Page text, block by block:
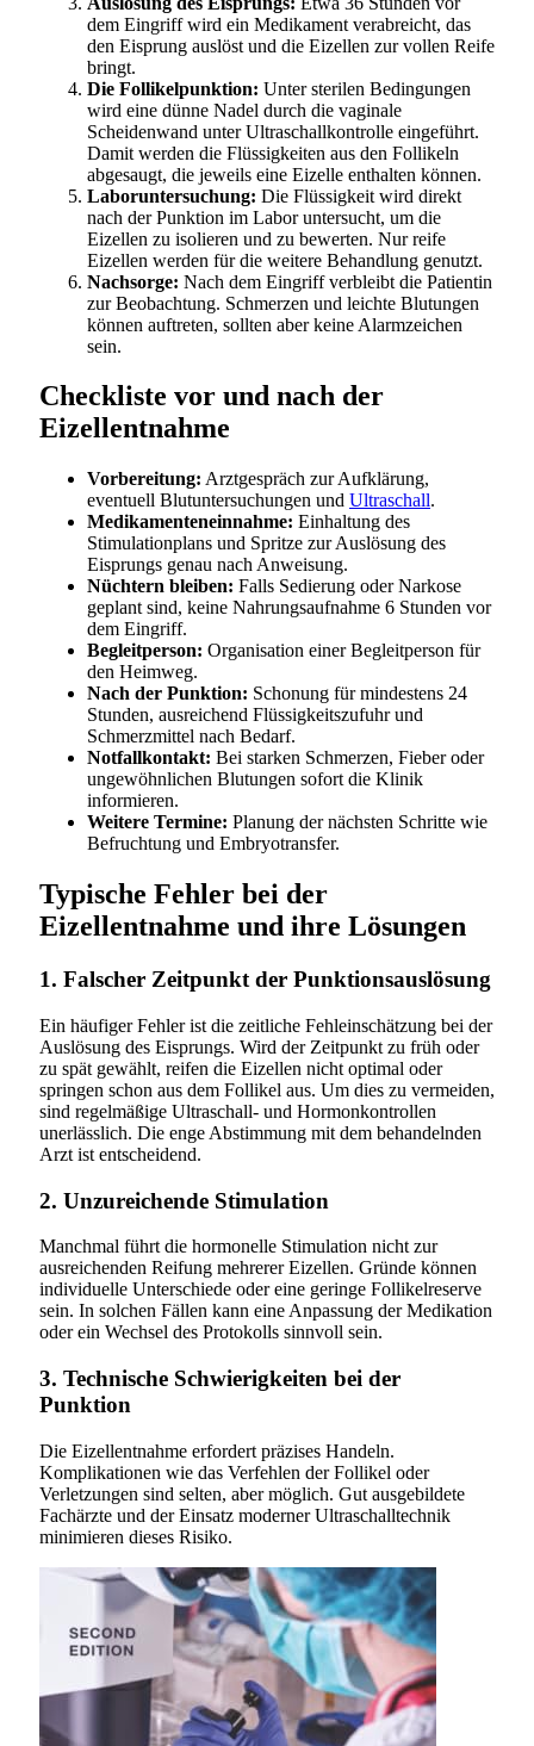
dem Eingriff wird ein Medikament verabreicht, das
den Eisprung auslöst und die Eizellen zur vollen Reife
bringt.
Die Follikelpunktion: Unter sterilen Bedingungen
wird eine dünne Nadel durch die vaginale
Scheidenwand unter Ultraschallkontrolle eingeführt.
Damit werden die Flüssigkeiten aus den Follikeln
abgesaugt, die jeweils eine Eizelle enthalten können.
Laboruntersuchung: Die Flüssigkeit wird direkt
nach der Punktion im Labor untersucht, um die
Eizellen zu isolieren und zu bewerten. Nur reife
Eizellen werden für die weitere Behandlung genutzt.
Nachsorge: Nach dem Eingriff verbleibt die Patientin
zur Beobachtung. Schmerzen und leichte Blutungen
können auftreten, sollten aber keine Alarmzeichen
sein.
Checkliste vor und nach der
Eizellentnahme
Vorbereitung: Arztgespräch zur Aufklärung,
eventuell Blutuntersuchungen und Ultraschall.
Medikamenteneinnahme: Einhaltung des
Stimulationplans und Spritze zur Auslösung des
Eisprungs genau nach Anweisung.
Nüchtern bleiben: Falls Sedierung oder Narkose
geplant sind, keine Nahrungsaufnahme 6 Stunden vor
dem Eingriff.
Begleitperson: Organisation einer Begleitperson für
den Heimweg.
Nach der Punktion: Schonung für mindestens 24
Stunden, ausreichend Flüssigkeitszufuhr und
Schmerzmittel nach Bedarf.
Notfallkontakt: Bei starken Schmerzen, Fieber oder
ungewöhnlichen Blutungen sofort die Klinik
informieren.
Weitere Termine: Planung der nächsten Schritte wie
Befruchtung und Embryotransfer.
Typische Fehler bei der
Eizellentnahme und ihre Lösungen
1. Falscher Zeitpunkt der Punktionsauslösung
Ein häufiger Fehler ist die zeitliche Fehleinschätzung bei der
Auslösung des Eisprungs. Wird der Zeitpunkt zu früh oder
zu spät gewählt, reifen die Eizellen nicht optimal oder
springen schon aus dem Follikel aus. Um dies zu vermeiden,
sind regelmäßige Ultraschall- und Hormonkontrollen
unerlässlich. Die enge Abstimmung mit dem behandelnden
Arzt ist entscheidend.
2. Unzureichende Stimulation
Manchmal führt die hormonelle Stimulation nicht zur
ausreichenden Reifung mehrerer Eizellen. Gründe können
individuelle Unterschiede oder eine geringe Follikelreserve
sein. In solchen Fällen kann eine Anpassung der Medikation
oder ein Wechsel des Protokolls sinnvoll sein.
3. Technische Schwierigkeiten bei der
Punktion
Die Eizellentnahme erfordert präzises Handeln.
Komplikationen wie das Verfehlen der Follikel oder
Verletzungen sind selten, aber möglich. Gut ausgebildete
Fachärzte und der Einsatz moderner Ultraschalltechnik
minimieren dieses Risiko.